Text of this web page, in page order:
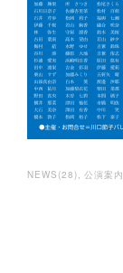
NEWS (28) 公演案内